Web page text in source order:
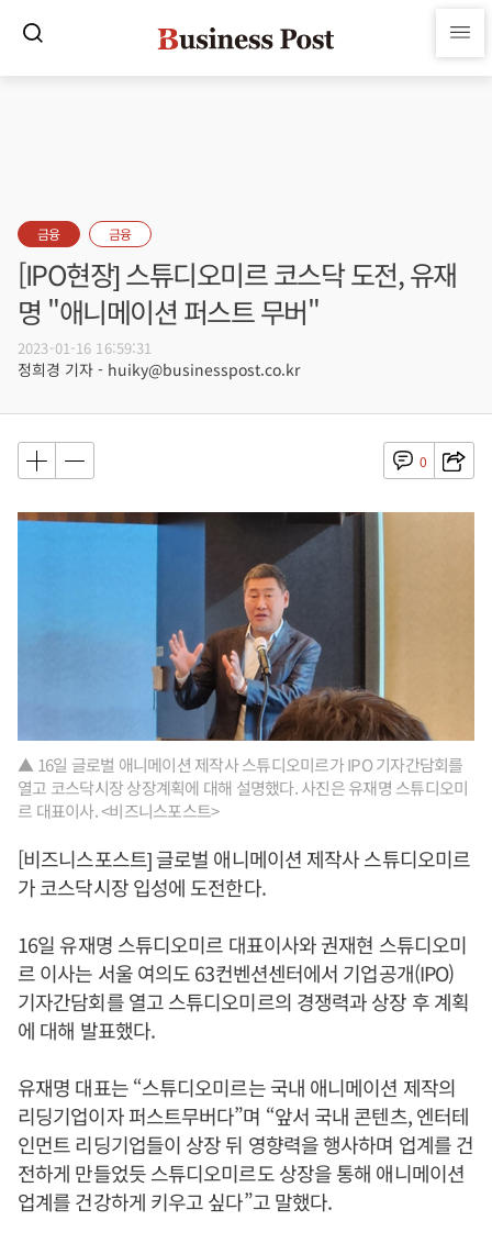
금융 금융
[IPO현장] 스튜디오미르 코스닥 도전, 유재
명 "애니메이션 퍼스트 무버"
2023-01-16 16:59:31
정희경 기자 - huiky@businesspost.co.kr
0
▲ 16일 글로벌 애니메이션 제작사 스튜디오미르가 IPO 기자간담회를
열고 코스닥시장 상장계획에 대해 설명했다. 사진은 유재명 스튜디오미
르 대표이사. <비즈니스포스트>
[비즈니스포스트] 글로벌 애니메이션 제작사 스튜디오미르
가 코스닥시장 입성에 도전한다.
16일 유재명 스튜디오미르 대표이사와 권재현 스튜디오미
르 이사는 서울 여의도 63컨벤션센터에서 기업공개(IPO)
기자간담회를 열고 스튜디오미르의 경쟁력과 상장 후 계획
에 대해 발표했다.
유재명 대표는 “스튜디오미르는 국내 애니메이션 제작의
리딩기업이자 퍼스트무버다”며 “앞서 국내 콘텐츠, 엔터테
인먼트 리딩기업들이 상장 뒤 영향력을 행사하며 업계를 건
전하게 만들었듯 스튜디오미르도 상장을 통해 애니메이션
업계를 건강하게 키우고 싶다”고 말했다.